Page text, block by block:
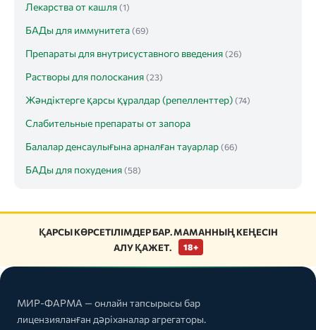
Лекарства от кашля (1)
БАДы для иммунитета (69)
Препараты для внутрисуставного введения (26)
Растворы для полоскания (23)
Жәндіктерге қарсы құралдар (репелленттер) (74)
Слабительные препараты от запора
Балалар денсаулығына арналған тауарлар (66)
БАДы для похудения (58)
ҚАРСЫ КӨРСЕТІЛІМДЕР БАР. МАМАННЫҢ КЕҢЕСІН
АЛУ ҚАЖЕТ.
18+
МИР-ФАРМА — онлайн тапсырысы бар
лицензияланған дәріханалар агрегаторы.